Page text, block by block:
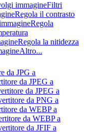
immagineFiltri
Regola il contrasto
Regola
Regola la nitidezza
Altro...
da JPG a
da JPEG a
da JPEG a
da PNG a
da WEBP a
da WEBP a
da JFIF a